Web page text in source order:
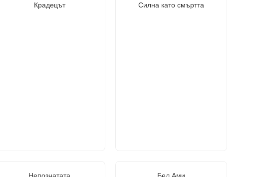
Крадецът Силна като смъртта